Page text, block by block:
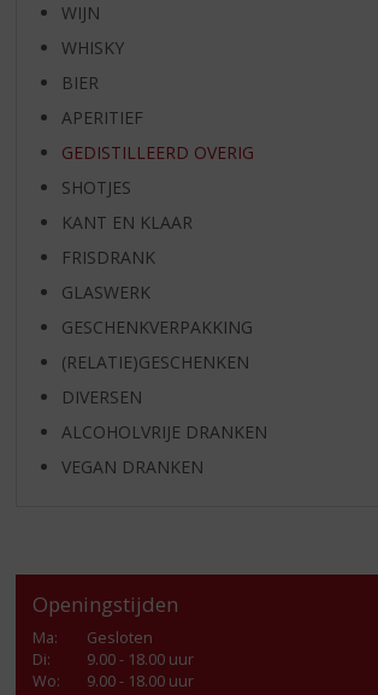
WIJN
WHISKY
BIER
APERITIEF
GEDISTILLEERD OVERIG
SHOTJES
KANT EN KLAAR
FRISDRANK
GLASWERK
GESCHENKVERPAKKING
(RELATIE)GESCHENKEN
DIVERSEN
ALCOHOLVRIJE DRANKEN
VEGAN DRANKEN
Openingstijden
Ma:
Gesloten
Di:
9.00 - 18.00 uur
Wo:
9.00 - 18.00 uur